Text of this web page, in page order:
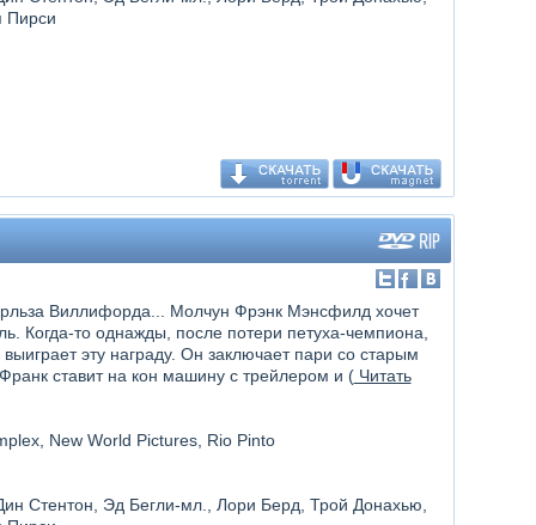
Пирси
Виллифорда... Молчун Фрэнк Мэнсфилд хочет
Когда-то однажды, после потери петуха-чемпиона,
эту награду. Он заключает пари со старым
ставит на кон машину с трейлером и (Читать
New World Pictures, Rio Pinto
Стентон, Эд Бегли-мл., Лори Берд, Трой Донахью,